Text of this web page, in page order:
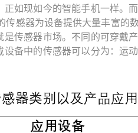
正如现如今的智能手机一样。
感器为设备提供大量丰富的
传感器市场。不同的可穿戴
备中的传感器可以分为：运